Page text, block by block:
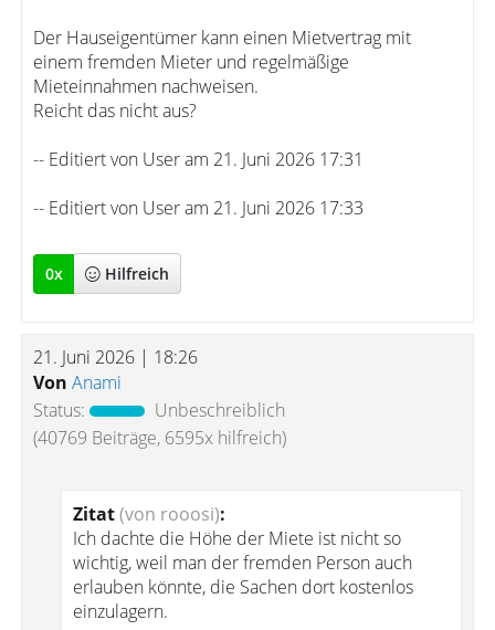
Der Hauseigentümer kann einen Mietvertrag mit
einem fremden Mieter und regelmäßige
Mieteinnahmen nachweisen.
Reicht das nicht aus?
-- Editiert von User am 21. Juni 2026 17:31
-- Editiert von User am 21. Juni 2026 17:33
0x Hilfreich
21. Juni 2026 | 18:26
Von Anami
Status:
Unbeschreiblich
(40769 Beiträge, 6595x hilfreich)
Zitat(von rooosi):
Ich dachte die Höhe der Miete ist nicht so
wichtig, weil man der fremden Person auch
erlauben könnte, die Sachen dort kostenlos
einzulagern.